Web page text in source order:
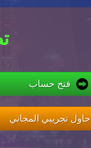
فتح حساب
حاول تجريبي المجاني